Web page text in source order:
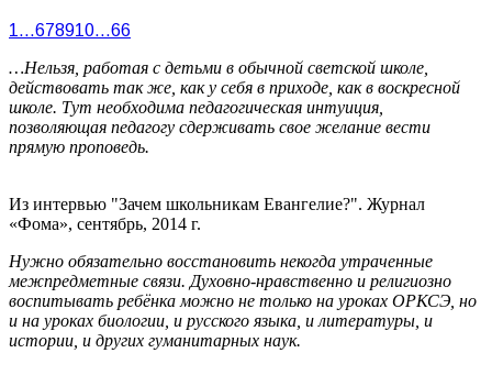
1…678910…66
…Нельзя, работая с детьми в обычной светской школе,
действовать так же, как у себя в приходе, как в воскресной
школе. Тут необходима педагогическая интуиция,
позволяющая педагогу сдерживать свое желание вести
прямую проповедь.
Из интервью "Зачем школьникам Евангелие?". Журнал
«Фома», сентябрь, 2014 г.
Нужно обязательно восстановить некогда утраченные
межпредметные связи. Духовно-нравственно и религиозно
воспитывать ребёнка можно не только на уроках ОРКСЭ, но
и на уроках биологии, и русского языка, и литературы, и
истории, и других гуманитарных наук.